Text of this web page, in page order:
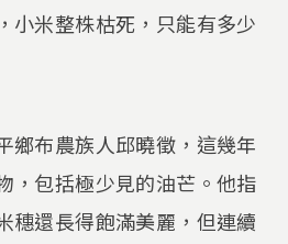
小米整株枯死，只能有多少
鄉布農族人邱曉徵，這幾年
，包括極少見的油芒。他指
穗還長得飽滿美麗，但連續